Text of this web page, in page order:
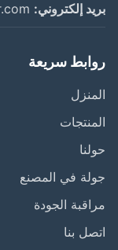
إلكتروني: sales03@clxfiber.com
سريعة
في المصنع
الجودة
بنا